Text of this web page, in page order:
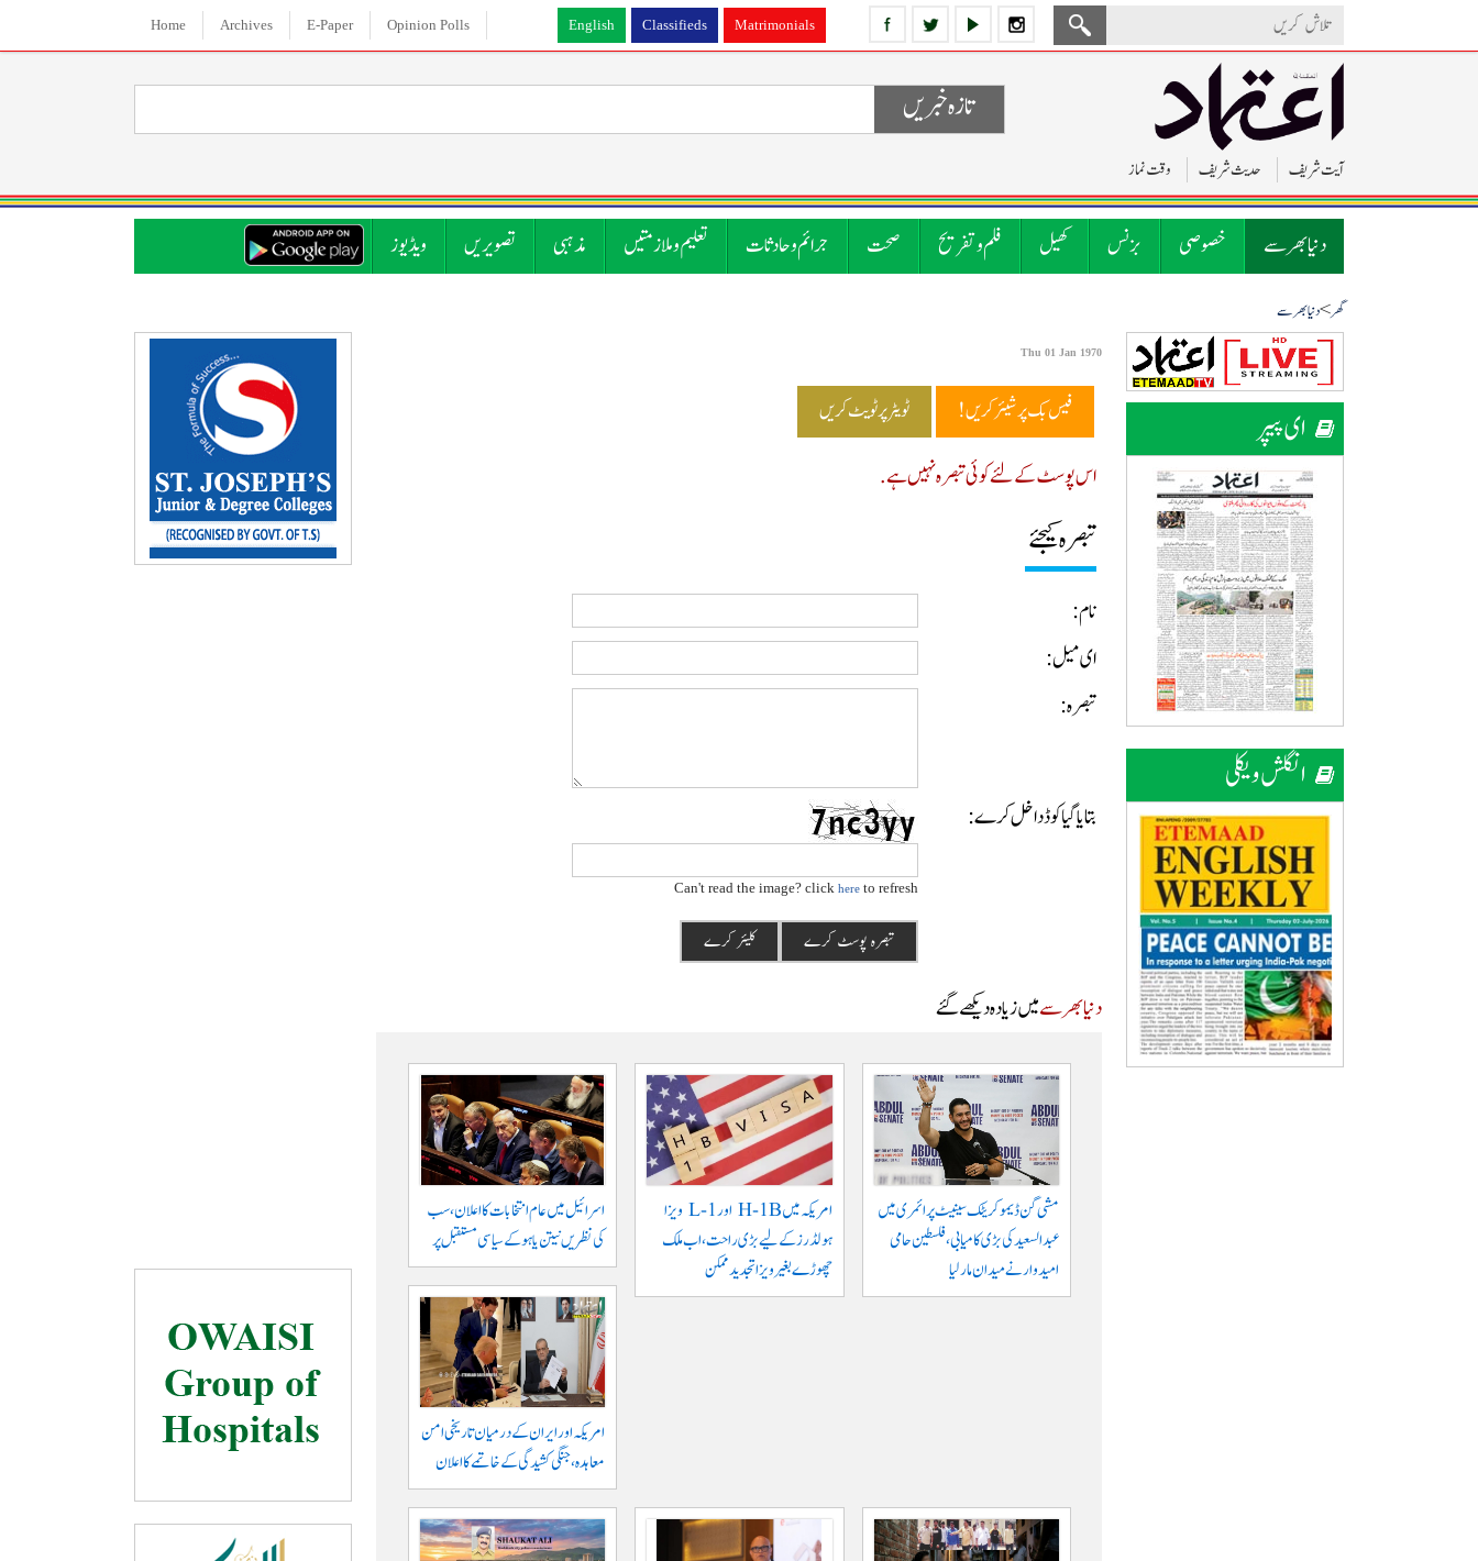
English Classifieds Matrimonials
Home Archives E-Paper Opinion Polls
آیت شریف حدیث شریف وقت نماز
تازہ خبریں
دنیا بھر سے خصوصی بزنس کھیل فلم و تفریح صحت جرائم و حادثات تعلیم و ملازمتیں مذہبی تصویریں ویڈیوز
گھر>دنیا بھر سے
ای پیپر
انگلش ویکلی
Thu 01 Jan 1970
فیس بک پر شیئر کریں! ٹویٹر پر ٹویٹ کریں
اس پوسٹ کے لئے کوئی تبصرہ نہیں ہے.
تبصرہ کیجئے
نام:
ای میل:
تبصرہ:
بتایا گیا کوڈ داخل کرے:
Can't read the image? click hereto refresh
دنیا بھر سےمیں زیادہ دیکھے گئے
مشی گن ڈیموکریٹک سینیٹ پرائمری میں
عبدالسعید کی بڑی کامیابی، فلسطین حامی
امیدوار نے میدان مار لیا
امریکہ میں H-1B اور L-1 ویزا
ہولڈرز کے لیے بڑی راحت، اب ملک
چھوڑے بغیر ویزا تجدید ممکن
اسرائیل میں عام انتخابات کا اعلان، سب
کی نظریں نیتن یاہو کے سیاسی مستقبل پر
امریکہ اور ایران کے درمیان تاریخی امن
معاہدہ، جنگی کشیدگی کے خاتمے کا اعلان